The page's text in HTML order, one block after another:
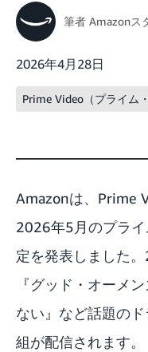
筆者 Amazonス
2026年4月28日
Prime Video（プライム
Amazonは、Prime
2026年5月のプラ
定を発表しました
『グッド・オーメ
ない』など話題の
組が配信されます。